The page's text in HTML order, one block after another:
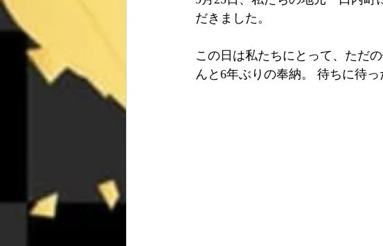
だきました。
この日は私たちにとって、ただ
んと6年ぶりの奉納。 待ちに待